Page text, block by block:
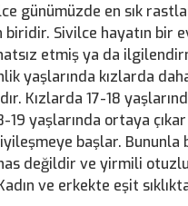
günümüzde en sık
Sivilce hayatın bir
etmiş ya da
yaşlarında kızlarda
Kızlarda 17-18
19 yaşlarında ortaya
başlar. Bununla
değildir ve yirmili
ve erkekte eşit